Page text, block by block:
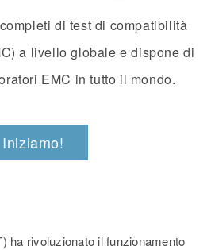
di test di compatibilità
a livello globale e dispone di
EMC in tutto il mondo.
Iniziamo!
ha rivoluzionato il funzionamento